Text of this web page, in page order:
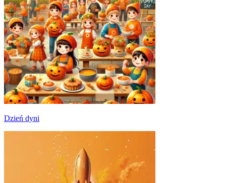
Dzień dyni